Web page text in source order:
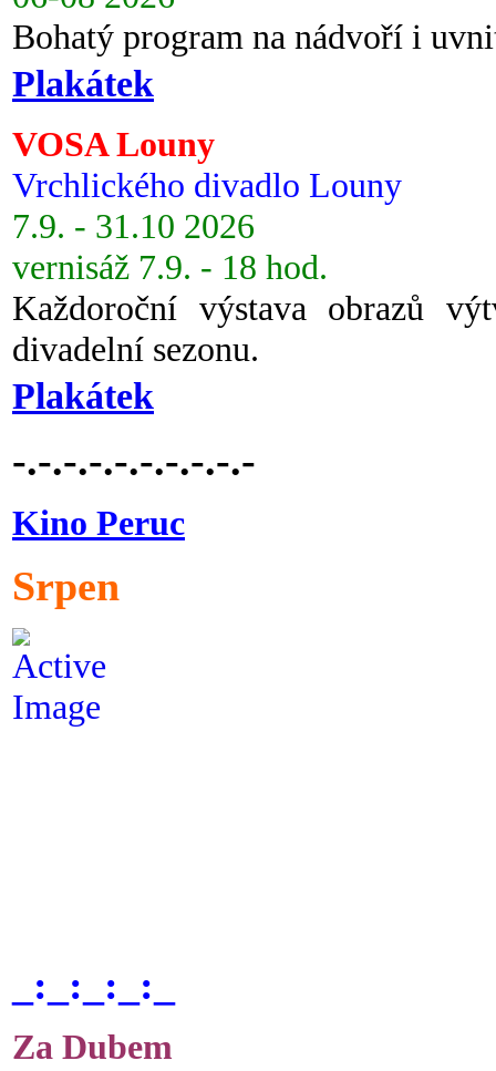
Bohatý program na nádvoří i
Plakátek
VOSA Louny
Vrchlického divadlo Louny
7.9. - 31.10 2026
vernisáž 7.9. - 18 hod.
Každoroční výstava obrazů
divadelní sezonu.
Plakátek
-.-.-.-.-.-.-.-.-.-
Kino Peruc
Srpen
_:_:_:_:_
Za Dubem